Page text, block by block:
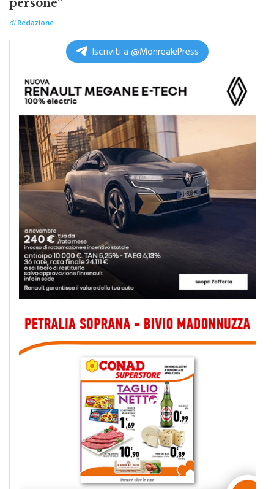
diRedazione
Iscriviti a @MonrealePress